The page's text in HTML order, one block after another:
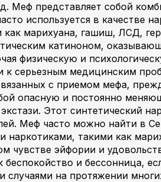
Меф представляет собой
используется в качестве
как марихуана, гашиш, ЛСД,
катиноном,
физическую и
к серьезным медицинским
с приемом мефа,
опасную и постоянно
Этот синтетический
Меф часто можно найти в
такими как
эйфории и
и бессонница,
случаями на протяжении